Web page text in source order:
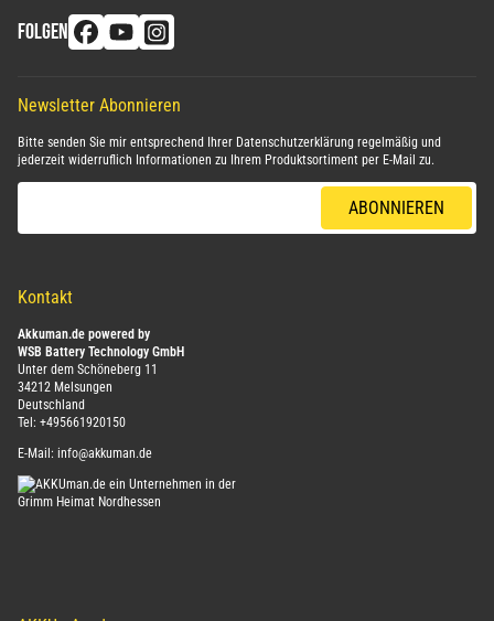
FOLGEN
Newsletter Abonnieren
Bitte senden Sie mir entsprechend Ihrer Datenschutzerklärung regelmäßig und
jederzeit widerruflich Informationen zu Ihrem Produktsortiment per E-Mail zu.
ABONNIEREN
Kontakt
Akkuman.de powered by
WSB Battery Technology GmbH
Unter dem Schöneberg 11
34212 Melsungen
Deutschland
Tel: +495661920150
E-Mail: info@akkuman.de